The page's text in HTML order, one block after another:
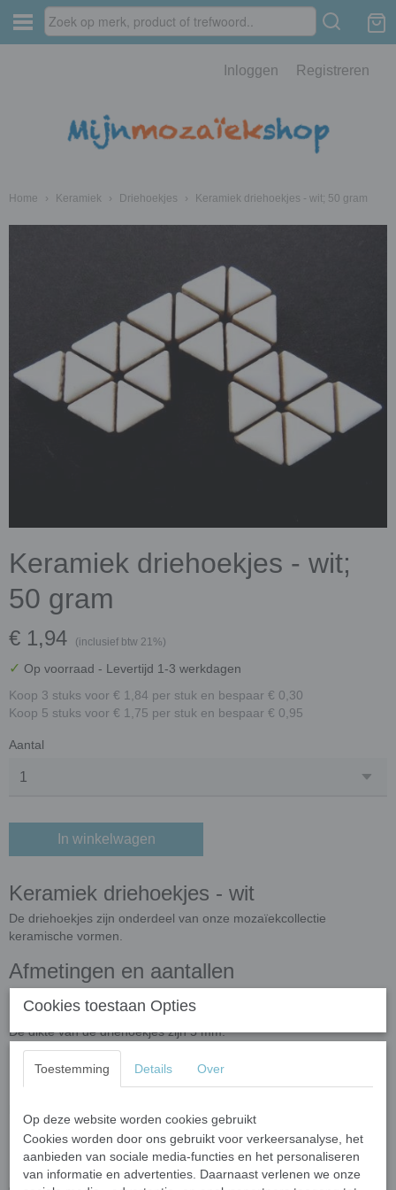
Inloggen Registreren
Home › Keramiek › Driehoekjes › Keramiek driehoekjes - wit; 50 gram
Keramiek driehoekjes - wit;
50 gram
€ 1,94 (inclusief btw 21%)
✓ Op voorraad - Levertijd 1-3 werkdagen
Koop 3 stuks voor € 1,84 per stuk en bespaar € 0,30
Koop 5 stuks voor € 1,75 per stuk en bespaar € 0,95
Aantal
In winkelwagen
Keramiek driehoekjes - wit
De driehoekjes zijn onderdeel van onze mozaïekcollectie
keramische vormen.
Afmetingen en aantallen
In 50 gram zitten ongeveer 50 driehoekjes.
De driehoekjes hebben afmeting 15 x 15 x 15 mm.
De dikte van de driehoekjes zijn 5 mm.
Op maat knippen
Mocht u de driehoekjes willen knippen dan kan dat met demozaïek
Bij gebruik buiten
Het is aan te raden om uw mozaïekwerkstuk te beschermen tegen
Cookies toestaan Opties
Toestemming Details Over
Op deze website worden cookies gebruikt
Cookies worden door ons gebruikt voor verkeersanalyse, het
aanbieden van sociale media-functies en het personaliseren
van informatie en advertenties. Daarnaast verlenen we onze